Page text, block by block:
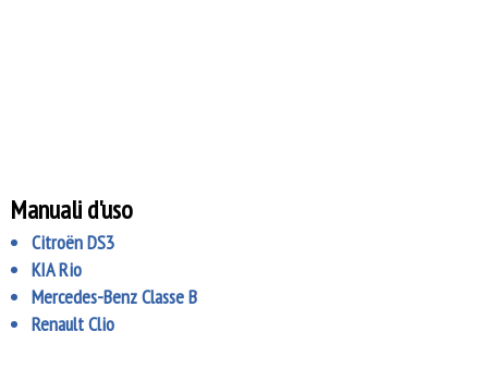
Manuali d'uso
Citroën DS3
KIA Rio
Mercedes-Benz Classe B
Renault Clio